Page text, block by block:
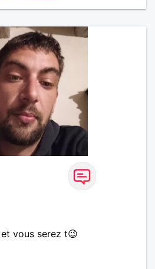
vous serez t😉